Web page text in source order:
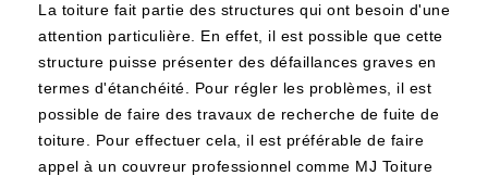
La toiture fait partie des structures qui ont besoin d'une
attention particulière. En effet, il est possible que cette
structure puisse présenter des défaillances graves en
termes d'étanchéité. Pour régler les problèmes, il est
possible de faire des travaux de recherche de fuite de
toiture. Pour effectuer cela, il est préférable de faire
appel à un couvreur professionnel comme MJ Toiture